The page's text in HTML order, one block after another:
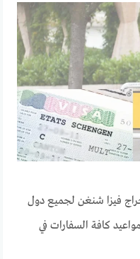
فيزا شنغن لجميع دول
كافة السفارات في